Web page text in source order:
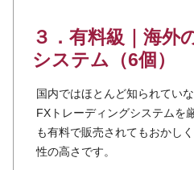
３．有料級｜海外
システム（6個）
国内ではほとんど知られてい
FXトレーディングシステムを
も有料で販売されてもおかし
性の高さです。